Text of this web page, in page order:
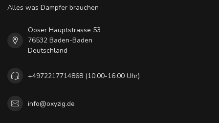
Alles was Dampfer brauchen
Ooser Hauptstrasse 53
76532 Baden-Baden
Deutschland
+4972217714868 (10:00-16:00 Uhr)
info@oxyzig.de